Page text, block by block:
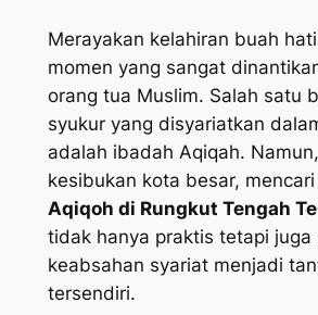
Merayakan kelahiran buah
momen yang sangat
orang tua Muslim. Salah satu
syukur yang disyariatkan
adalah ibadah Aqiqah.
kesibukan kota besar,
Aqiqoh di Rungkut Tengah
tidak hanya praktis tetapi juga
keabsahan syariat menjadi
tersendiri.